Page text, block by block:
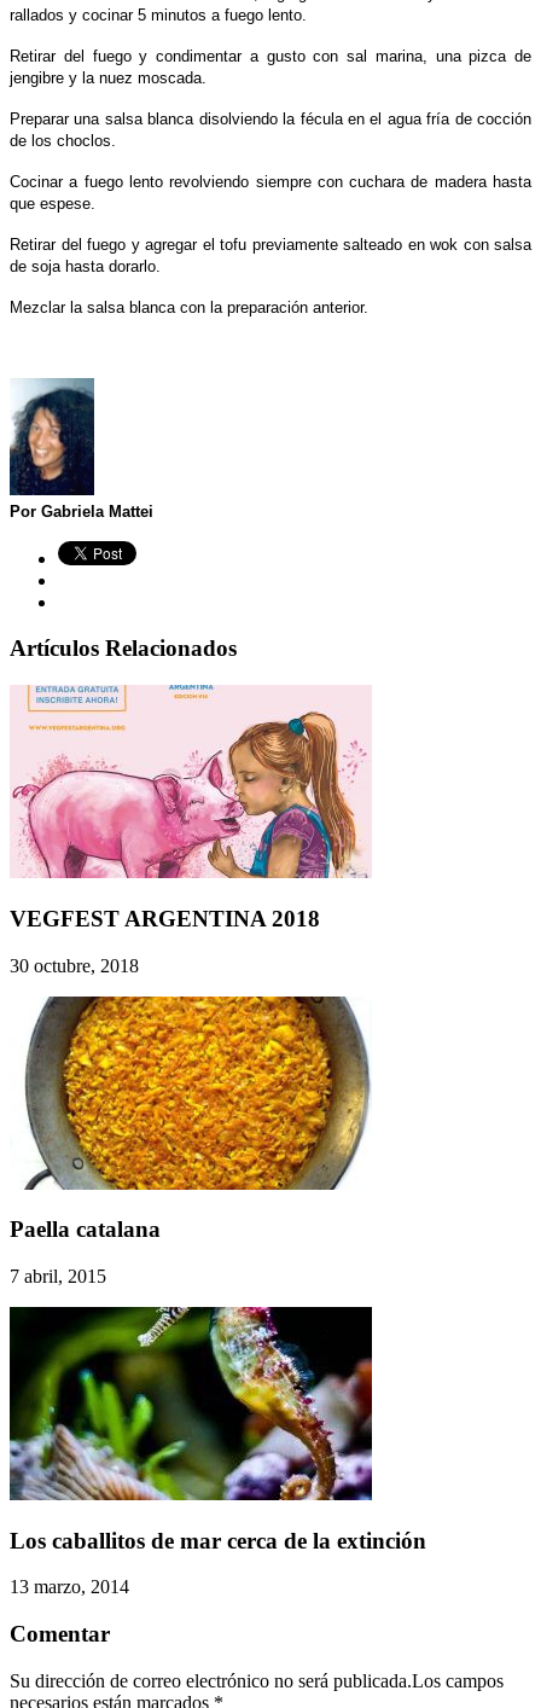
rallados y cocinar 5 minutos a fuego lento.
Retirar del fuego y condimentar a gusto con sal marina, una pizca de
jengibre y la nuez moscada.
Preparar una salsa blanca disolviendo la fécula en el agua fría de cocción
de los choclos.
Cocinar a fuego lento revolviendo siempre con cuchara de madera hasta
que espese.
Retirar del fuego y agregar el tofu previamente salteado en wok con salsa
de soja hasta dorarlo.
Mezclar la salsa blanca con la preparación anterior.
Por Gabriela Mattei
Artículos Relacionados
VEGFEST ARGENTINA 2018
30 octubre, 2018
Paella catalana
7 abril, 2015
Los caballitos de mar cerca de la extinción
13 marzo, 2014
Comentar
Su dirección de correo electrónico no será publicada.Los campos
necesarios están marcados *